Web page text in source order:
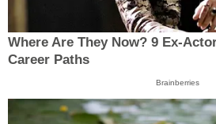
Where Are They Now? 9 Ex-
Career Paths
Brainberries